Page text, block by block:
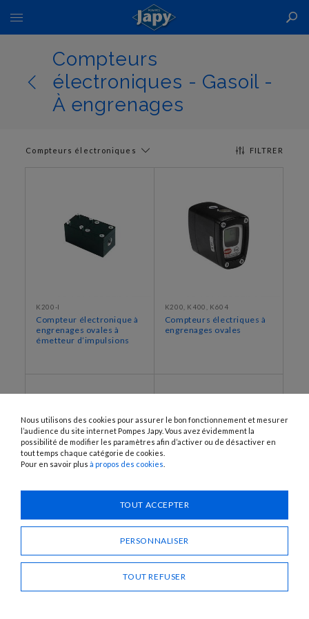
Basculer
la
navigationCompteurs
électroniques - Gasoil -
À engrenages
FILTRER
Compteurs électroniques
K200-I
Compteur électronique à
engrenages ovales à
émetteur d’impulsions
K200, K400, K604
Compteurs électriques à
engrenages ovales
Compteur électrique à
Compteurs électroniques
à engrenages ovales à
émetteur d’impulsions
Nous utilisons des cookies pour assurer le bon fonctionnement et mesurer
l’audience du site internet Pompes Japy. Vous avez évidemment la
possibilité de modifier les paramètres afin d’activer ou de désactiver en
tout temps chaque catégorie de cookies.
Pour en savoir plus à propos des cookies
TOUT ACCEPTER
PERSONNALISER
TOUT REFUSER